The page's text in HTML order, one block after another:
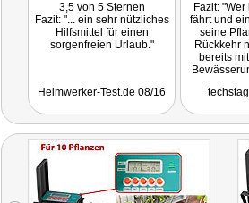
3,5 von 5 Sternen
Fazit: "... ein sehr nützliches
Hilfsmittel für einen
sorgenfreien Urlaub."
Heimwerker-Test.de 08/16
Fazit:
fährt und
seine
Rückkehr
bereits